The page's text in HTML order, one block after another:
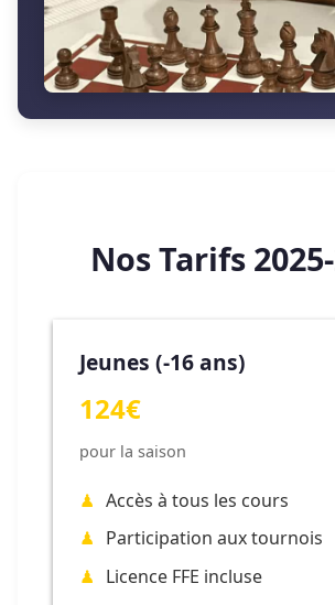
Nos Tarifs
Jeunes (-16 ans)
124€
pour la saison
Accès à tous les cours
Participation aux tournois
Licence FFE incluse